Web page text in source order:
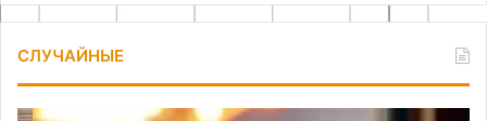
СЛУЧАЙНЫЕ